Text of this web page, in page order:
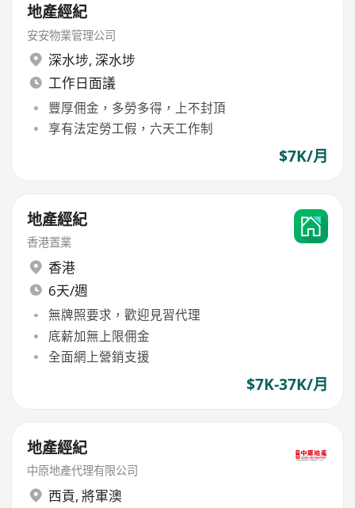
地產經紀
安安物業管理公司
深水埗, 深水埗
工作日面議
豐厚佣金，多勞多得，上不封頂
享有法定勞工假，六天工作制
$7K/月
地產經紀
香港置業
香港
6天/週
無牌照要求，歡迎見習代理
底薪加無上限佣金
全面網上營銷支援
$7K-37K/月
地產經紀
中原地產代理有限公司
西貢, 將軍澳